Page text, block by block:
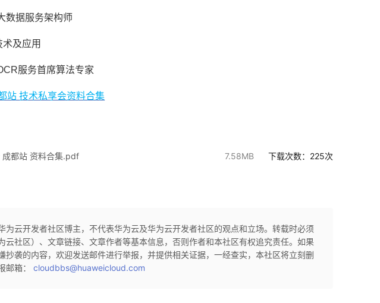
数据服务架构师
及应用
服务首席算法专家
站 技术私享会资料合集
都站 资料合集.pdf 7.58MB 下载次数： 225次
为云开发者社区博主，不代表华为云及华为云开发者社区的观点和立场。转载时必须
云社区）、文章链接、文章作者等基本信息，否则作者和本社区有权追究责任。如果
抄袭的内容，欢迎发送邮件进行举报，并提供相关证据，一经查实，本社区将立刻删
邮箱：cloudbbs@huaweicloud.com